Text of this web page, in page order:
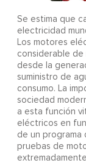
Se estima que
electricidad
Los motores
considerable de
desde la
suministro de
consumo. La
sociedad
a esta función
eléctricos en
de un programa
pruebas de